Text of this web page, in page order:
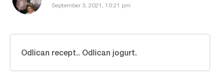
September 3, 2021, 10:21 pm
Odlican recept.. Odlican jogurt.